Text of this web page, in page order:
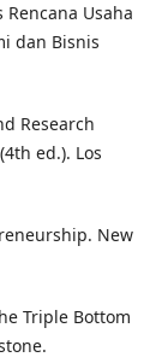
Rencana Usaha
dan Bisnis
Research
ed.). Los
New
Triple Bottom